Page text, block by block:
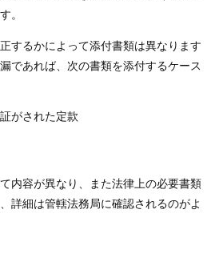
。
するかによって添付書類は異なります
であれば、次の書類を添付するケース
がされた定款
内容が異なり、また法律上の必要書類
詳細は管轄法務局に確認されるのがよ